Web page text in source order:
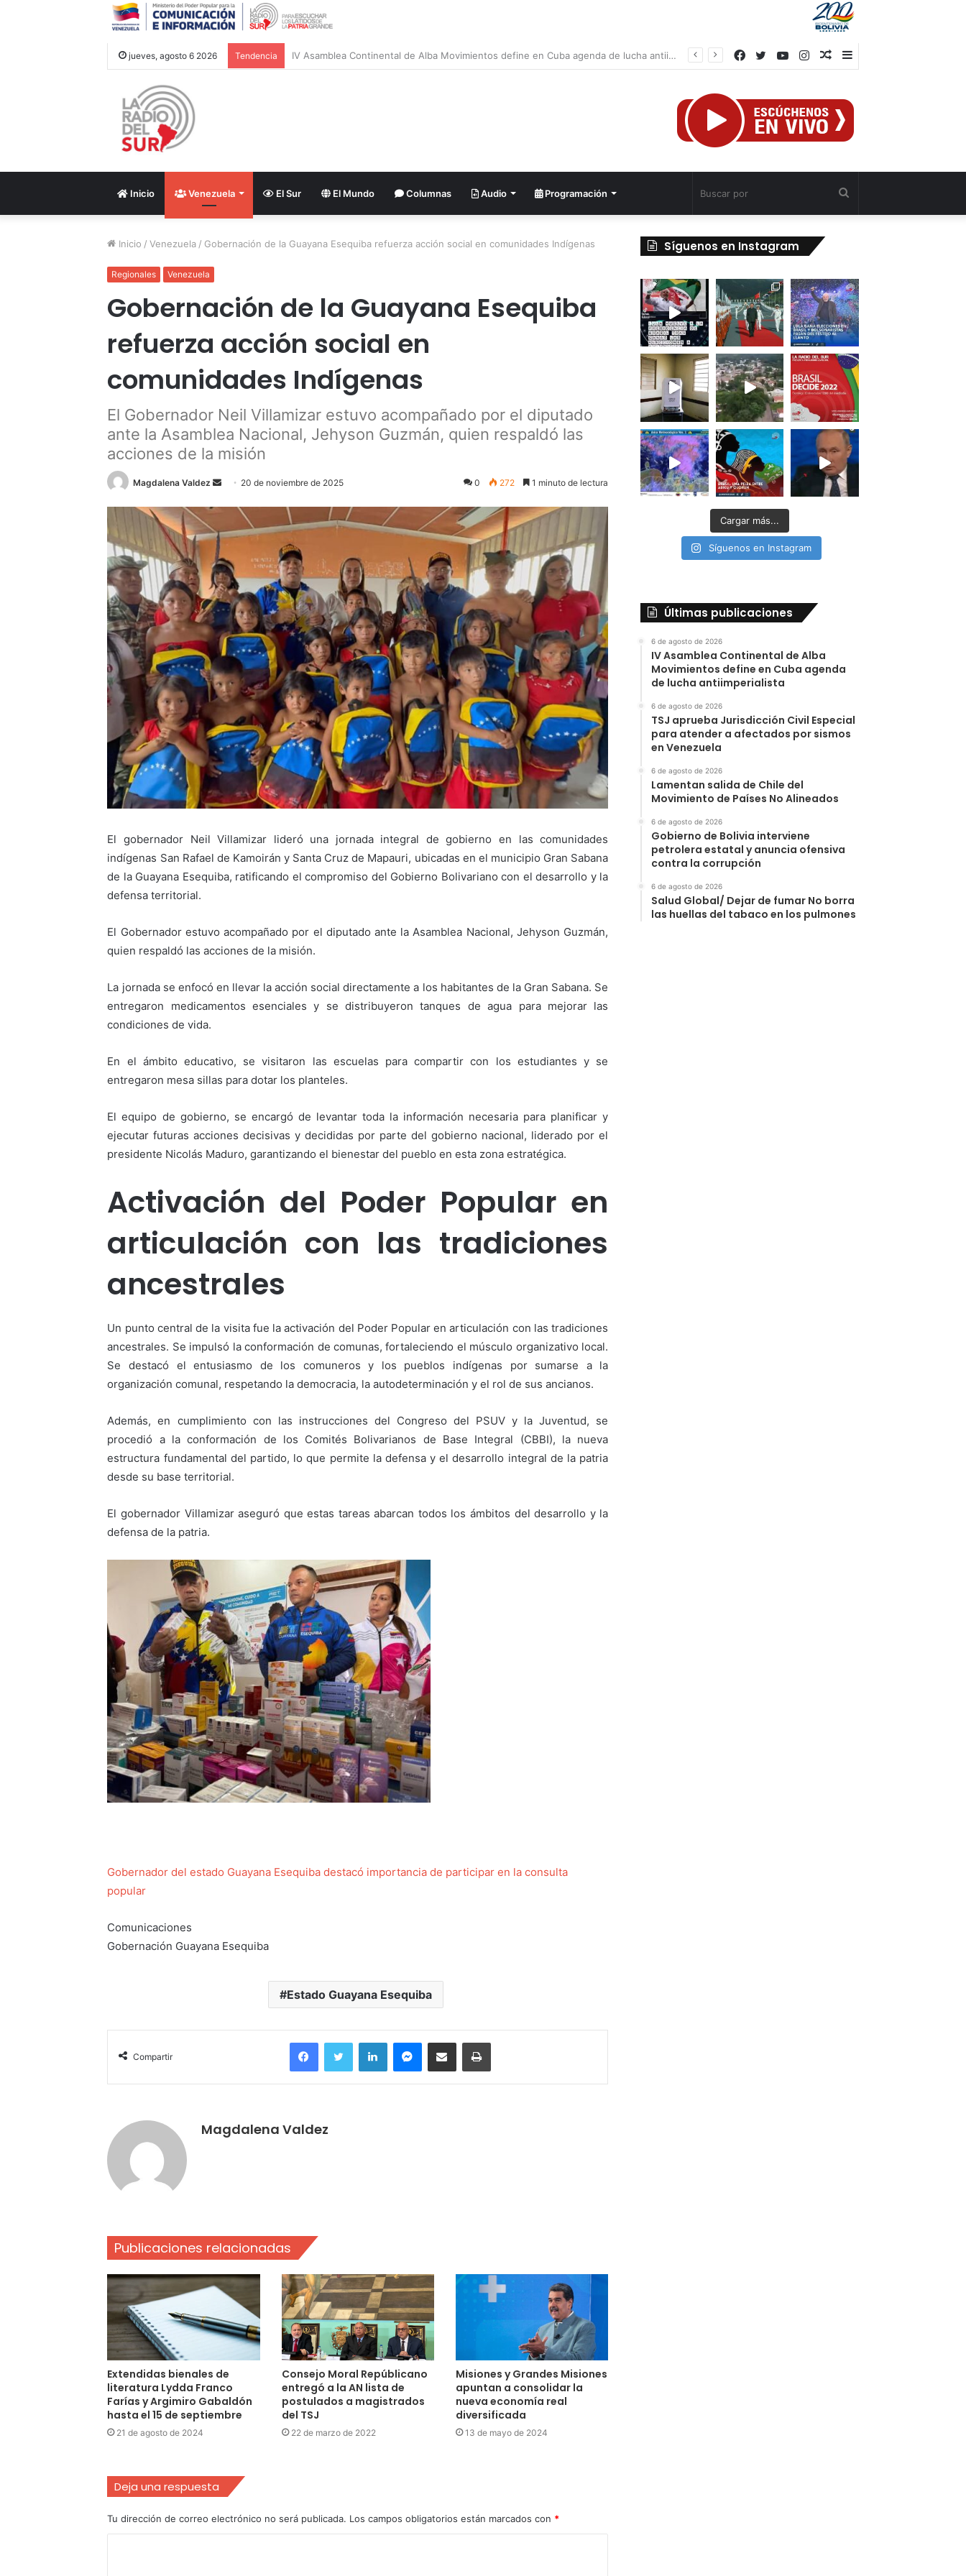
jueves, agosto 6 2026 Tendencia TSJ aprueba Jurisdicción Civil Especial para atender a afectados por sismos en Venezuela
Barra
Publicación
azar
Instagram
YouTube
Twitter
Facebook
Inicio Venezuela El Sur El Mundo Columnas Audio Programación
Inicio / Venezuela / Gobernación de la Guayana Esequiba refuerza acción social en comunidades Indígenas
Regionales Venezuela
Gobernación de la Guayana Esequiba
refuerza acción social en
comunidades Indígenas
El Gobernador Neil Villamizar estuvo acompañado por el diputado
ante la Asamblea Nacional, Jehyson Guzmán, quien respaldó las
acciones de la misión
Magdalena Valdez
Send
email
20 de noviembre de 2025 0 272 1 minuto de lectura
​El gobernador Neil Villamizar lideró una jornada integral de gobierno en las comunidades
indígenas San Rafael de Kamoirán y Santa Cruz de Mapauri, ubicadas en el municipio Gran Sabana
de la Guayana Esequiba, ratificando el compromiso del Gobierno Bolivariano con el desarrollo y la
defensa territorial.
El Gobernador estuvo acompañado por el diputado ante la Asamblea Nacional, Jehyson Guzmán,
quien respaldó las acciones de la misión.
​La jornada se enfocó en llevar la acción social directamente a los habitantes de la Gran Sabana. Se
entregaron medicamentos esenciales y se distribuyeron tanques de agua para mejorar las
condiciones de vida.
En el ámbito educativo, se visitaron las escuelas para compartir con los estudiantes y se
entregaron mesa sillas para dotar los planteles.
​El equipo de gobierno, se encargó de levantar toda la información necesaria para planificar y
ejecutar futuras acciones decisivas y decididas por parte del gobierno nacional, liderado por el
presidente Nicolás Maduro, garantizando el bienestar del pueblo en esta zona estratégica.
Activación del Poder Popular en
articulación con las tradiciones
ancestrales
​Un punto central de la visita fue la activación del Poder Popular en articulación con las tradiciones
ancestrales. Se impulsó la conformación de comunas, fortaleciendo el músculo organizativo local.
Se destacó el entusiasmo de los comuneros y los pueblos indígenas por sumarse a la
organización comunal, respetando la democracia, la autodeterminación y el rol de sus ancianos.
​Además, en cumplimiento con las instrucciones del Congreso del PSUV y la Juventud, se
procedió a la conformación de los Comités Bolivarianos de Base Integral (CBBI), la nueva
estructura fundamental del partido, lo que permite la defensa y el desarrollo integral de la patria
desde su base territorial.
​El gobernador Villamizar aseguró que estas tareas abarcan todos los ámbitos del desarrollo y la
defensa de la patria.
Gobernador del estado Guayana Esequiba destacó importancia de participar en la consulta
popular
Comunicaciones
Gobernación Guayana Esequiba
Estado Guayana Esequiba
Compartir
FacebookTwitter LinkedInMessengerCompartir por correo electrónicoImprimir
Magdalena Valdez
Publicaciones relacionadas
Extendidas bienales de
literatura Lydda Franco
Farías y Argimiro Gabaldón
hasta el 15 de septiembre
21 de agosto de 2024
Consejo Moral Repúblicano
entregó a la AN lista de
postulados a magistrados
del TSJ
22 de marzo de 2022
Misiones y Grandes Misiones
apuntan a consolidar la
nueva economía real
diversificada
13 de mayo de 2024
Deja una respuesta
Tu dirección de correo electrónico no será publicada. Los campos obligatorios están marcados con *
Síguenos en Instagram
Cargar más...
Síguenos en Instagram
Últimas publicaciones
6 de agosto de 2026
IV Asamblea Continental de Alba
Movimientos define en Cuba agenda
de lucha antiimperialista
6 de agosto de 2026
TSJ aprueba Jurisdicción Civil Especial
para atender a afectados por sismos
en Venezuela
6 de agosto de 2026
Lamentan salida de Chile del
Movimiento de Países No Alineados
6 de agosto de 2026
Gobierno de Bolivia interviene
petrolera estatal y anuncia ofensiva
contra la corrupción
6 de agosto de 2026
Salud Global/ Dejar de fumar No borra
las huellas del tabaco en los pulmones